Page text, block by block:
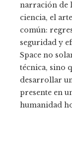
narración de
ciencia, el
común:
seguridad y
Space no
técnica, sino
desarrollar
presente en
humanidad